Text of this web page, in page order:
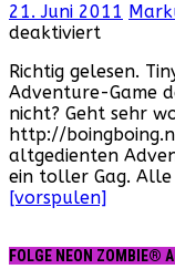
21. Juni 2011
deaktiviertfür
–
das
8×8-
Pixel-
Richtig gelesen.
Adventure-Game
nicht? Geht sehr
http://
altgedienten
ein toller Gag. Alle
[vorspulen]
FOLGE NEON ZOMBIE®